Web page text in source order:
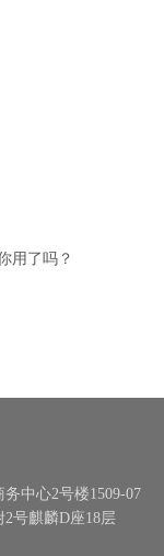
用了吗？
中心2号楼1509-07
号麒麟D座18层